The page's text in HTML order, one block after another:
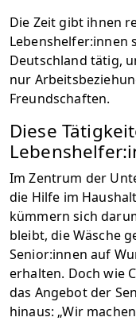
Die Zeit gibt ihnen
Lebenshelfer:innen
Deutschland tätig,
nur
Freundschaften.
Diese
Im Zentrum der
die Hilfe im
kümmern sich
bleibt, die Wäsche
Senior:innen auf
erhalten. Doch wie
das Angebot der
hinaus: „Wir